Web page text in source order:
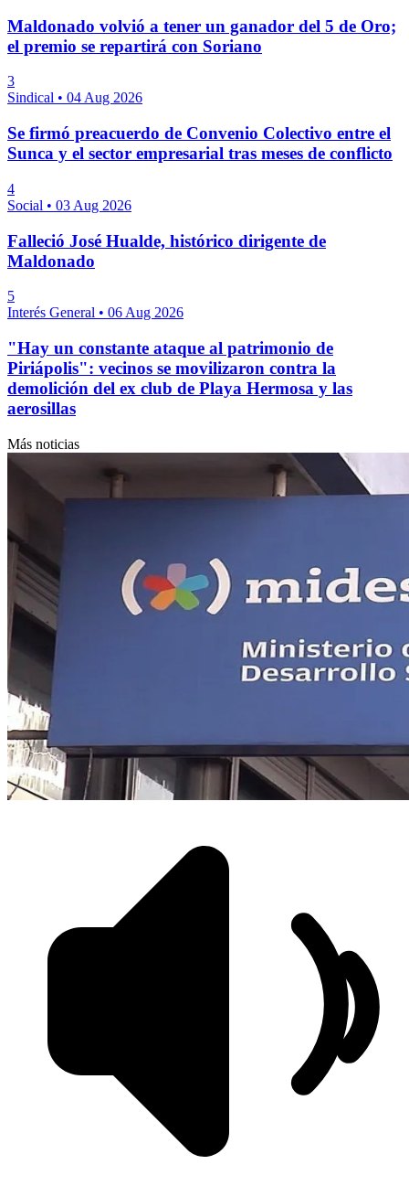
Maldonado volvió a tener un ganador del 5 de Oro;
el premio se repartirá con Soriano
3
Sindical • 04 Aug 2026
Se firmó preacuerdo de Convenio Colectivo entre el
Sunca y el sector empresarial tras meses de conflicto
4
Social • 03 Aug 2026
Falleció José Hualde, histórico dirigente de
Maldonado
5
Interés General • 06 Aug 2026
"Hay un constante ataque al patrimonio de
Piriápolis": vecinos se movilizaron contra la
demolición del ex club de Playa Hermosa y las
aerosillas
Más noticias